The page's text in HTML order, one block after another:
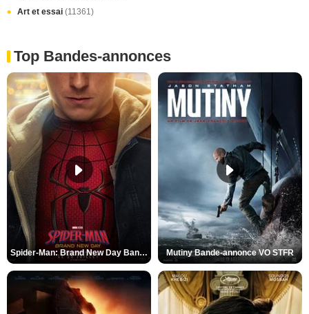
Art et essai (11361)
Top Bandes-annonces
Spider-Man: Brand New Day Bande-annonce VO STFR Mutiny Bande-annonce VO STFR